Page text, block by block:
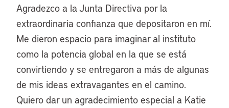
Agradezco a la Junta Directiva por la
extraordinaria confianza que depositaron en mí.
Me dieron espacio para imaginar al instituto
como la potencia global en la que se está
convirtiendo y se entregaron a más de algunas
de mis ideas extravagantes en el camino.
Quiero dar un agradecimiento especial a Katie